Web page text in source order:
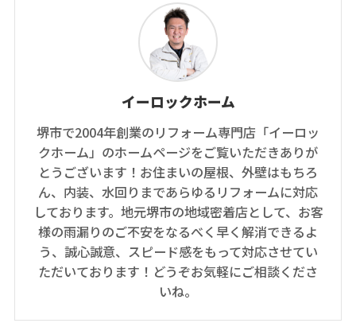
イーロックホーム
堺市で2004年創業のリフォーム専門店「イーロッ
クホーム」のホームページをご覧いただきありが
とうございます！お住まいの屋根、外壁はもちろ
ん、内装、水回りまであらゆるリフォームに対応
しております。地元堺市の地域密着店として、お客
様の雨漏りのご不安をなるべく早く解消できるよ
う、誠心誠意、スピード感をもって対応させてい
ただいております！どうぞお気軽にご相談くださ
いね。